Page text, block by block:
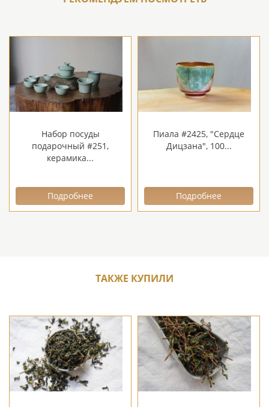
Набор посуды
подарочный #251,
керамика...
Подробнее
Пиала #2425, "Сердце
Дицзана", 100...
Подробнее
ТАКЖЕ КУПИЛИ